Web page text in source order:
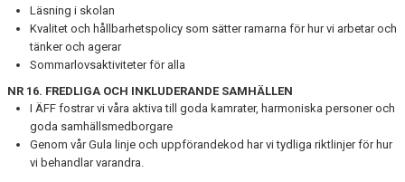
Läsning i skolan
Kvalitet och hållbarhetspolicy som sätter ramarna för hur vi arbetar och
tänker och agerar
Sommarlovsaktiviteter för alla
NR 16. FREDLIGA OCH INKLUDERANDE SAMHÄLLEN
I ÄFF fostrar vi våra aktiva till goda kamrater, harmoniska personer och
goda samhällsmedborgare
Genom vår Gula linje och uppförandekod har vi tydliga riktlinjer för hur
vi behandlar varandra.